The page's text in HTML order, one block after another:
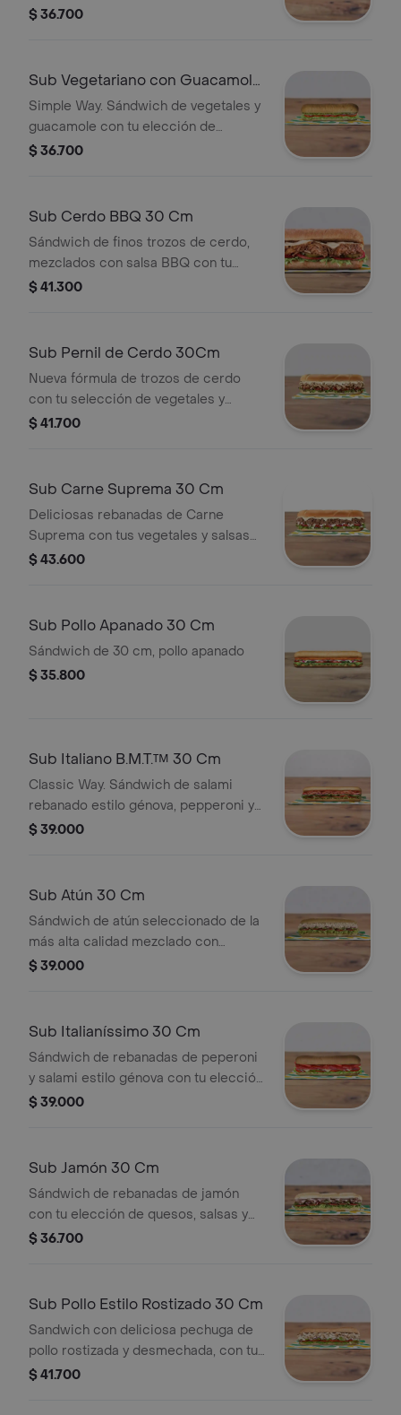
salsas y vegetales frescos.
$ 36.700
Sub Vegetariano con Guacamole
30 Cm
Simple Way. Sándwich de vegetales y
guacamole con tu elección de
quesos, salsas y vegetales frescos.
$ 36.700
Sub Cerdo BBQ 30 Cm
Sándwich de finos trozos de cerdo,
mezclados con salsa BBQ con tu
elección de quesos, salsas y
$ 41.300
Sub Pernil de Cerdo 30Cm
Nueva fórmula de trozos de cerdo
con tu selección de vegetales y
salsas
$ 41.700
Sub Carne Suprema 30 Cm
Deliciosas rebanadas de Carne
Suprema con tus vegetales y salsas
favoritas.
$ 43.600
Sub Pollo Apanado 30 Cm
Sándwich de 30 cm, pollo apanado
$ 35.800
Sub Italiano B.M.T.™ 30 Cm
Classic Way. Sándwich de salami
rebanado estilo génova, pepperoni y
jamón con tu elección de quesos,
$ 39.000
Sub Atún 30 Cm
Sándwich de atún seleccionado de la
más alta calidad mezclado con
mayonesa y tu elección de quesos,
$ 39.000
Sub Italianíssimo 30 Cm
Sándwich de rebanadas de peperoni
y salami estilo génova con tu elección
de quesos, salsas y vegetales
$ 39.000
Sub Jamón 30 Cm
Sándwich de rebanadas de jamón
con tu elección de quesos, salsas y
vegetales frescos.
$ 36.700
Sub Pollo Estilo Rostizado 30 Cm
Sandwich con deliciosa pechuga de
pollo rostizada y desmechada, con tu
elección de quesos, salsas y
$ 41.700